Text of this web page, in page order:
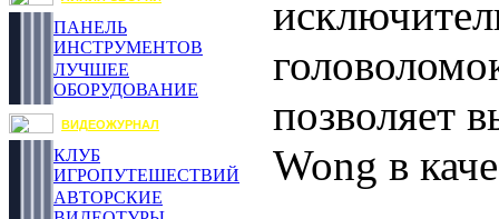
ПАНЕЛЬ
ИНСТРУМЕНТОВ
ЛУЧШЕЕ
ОБОРУДОВАНИЕ
ВИДЕОЖУРНАЛ
КЛУБ
ИГРОПУТЕШЕСТВИЙ
АВТОРСКИЕ
позволяет
Wong в